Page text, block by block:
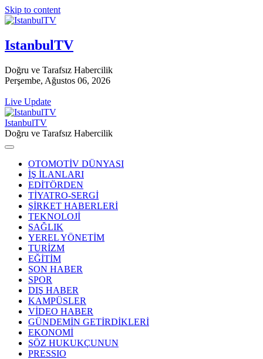
Skip to content
IstanbulTV
Doğru ve Tarafsız Habercilik
Perşembe, Ağustos 06, 2026
Live Update
IstanbulTV
Doğru ve Tarafsız Habercilik
OTOMOTİV DÜNYASI
İŞ İLANLARI
EDİTÖRDEN
TİYATRO-SERGİ
ŞİRKET HABERLERİ
TEKNOLOJİ
SAĞLIK
YEREL YÖNETİM
TURİZM
EĞİTİM
SON HABER
SPOR
DIŞ HABER
KAMPÜSLER
VİDEO HABER
GÜNDEMİN GETİRDİKLERİ
EKONOMİ
SÖZ HUKUKÇUNUN
PRESSIO